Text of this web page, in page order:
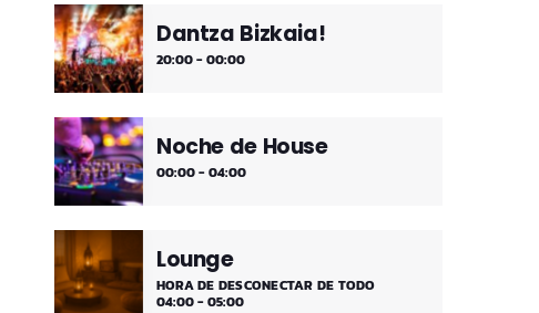
Dantza Bizkaia!
20:00 - 00:00
Noche de House
00:00 - 04:00
Lounge
HORA DE DESCONECTAR DE TODO
04:00 - 05:00